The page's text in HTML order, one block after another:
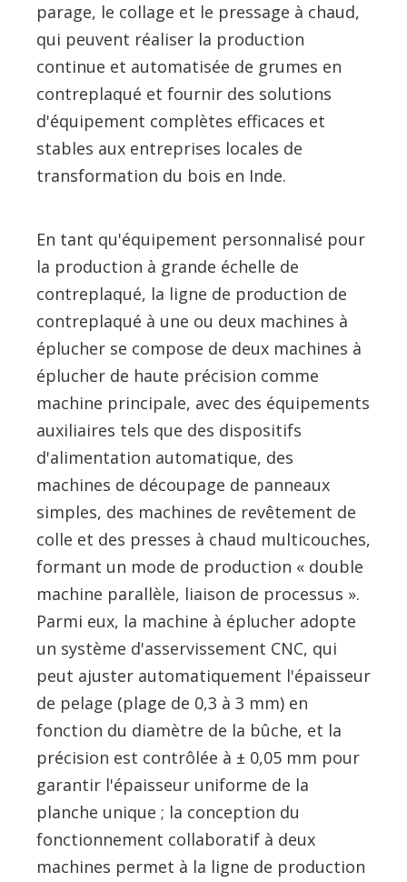
parage, le collage et le pressage à chaud,
qui peuvent réaliser la production
continue et automatisée de grumes en
contreplaqué et fournir des solutions
d'équipement complètes efficaces et
stables aux entreprises locales de
transformation du bois en Inde.
En tant qu'équipement personnalisé pour
la production à grande échelle de
contreplaqué, la ligne de production de
contreplaqué à une ou deux machines à
éplucher se compose de deux machines à
éplucher de haute précision comme
machine principale, avec des équipements
auxiliaires tels que des dispositifs
d'alimentation automatique, des
machines de découpage de panneaux
simples, des machines de revêtement de
colle et des presses à chaud multicouches,
formant un mode de production « double
machine parallèle, liaison de processus ».
Parmi eux, la machine à éplucher adopte
un système d'asservissement CNC, qui
peut ajuster automatiquement l'épaisseur
de pelage (plage de 0,3 à 3 mm) en
fonction du diamètre de la bûche, et la
précision est contrôlée à ± 0,05 mm pour
garantir l'épaisseur uniforme de la
planche unique ; la conception du
fonctionnement collaboratif à deux
machines permet à la ligne de production